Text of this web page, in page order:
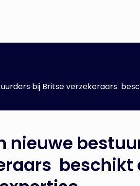
bij Britse verzekeraars
nieuwe
beschikt